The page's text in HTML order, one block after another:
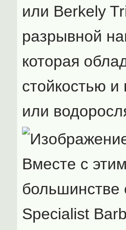
или Berkely
разрывной
которая
стойкостью и
или
Вместе с
большинстве
Specialist